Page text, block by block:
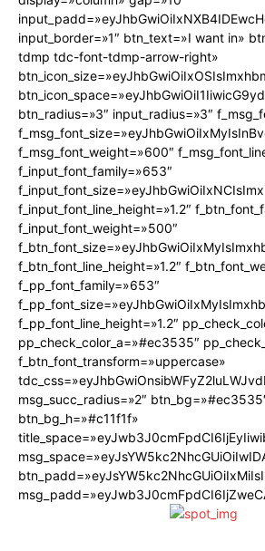
input_border=»1″ btn_text=»I want in»
tdmp tdc-font-tdmp-arrow-right»
btn_radius=»3″ input_radius=»3″
f_msg_font_weight=»600″
f_input_font_family=»653″
f_input_font_line_height=»1.2″
f_input_font_weight=»500″
f_btn_font_line_height=»1.2″
f_pp_font_family=»653″
f_pp_font_line_height=»1.2″
pp_check_color_a=»#ec3535″
f_btn_font_transform=»uppercase»
msg_succ_radius=»2″
btn_bg_h=»#c11f1f»